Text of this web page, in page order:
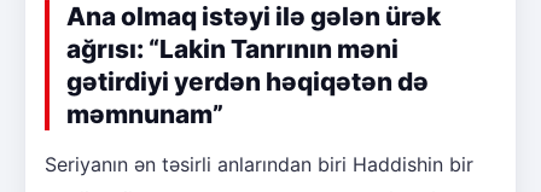
Ana olmaq istəyi ilə gələn ürək
ağrısı: “Lakin Tanrının məni
gətirdiyi yerdən həqiqətən də
məmnunam”
Seriyanın ən təsirli anlarından biri Haddishin bir